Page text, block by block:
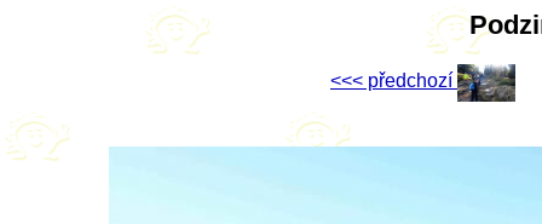
<<< předchozí